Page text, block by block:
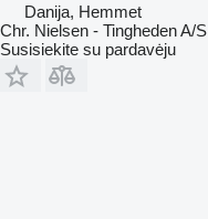
Danija, Hemmet
Chr. Nielsen - Tingheden A/S
Susisiekite su pardavėju